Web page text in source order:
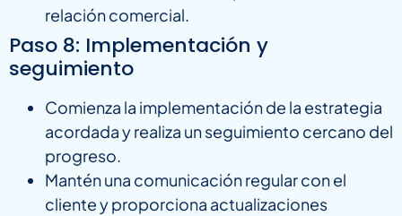
relación comercial.
Paso 8: Implementación y
seguimiento
Comienza la implementación de la estrategia
acordada y realiza un seguimiento cercano del
progreso.
Mantén una comunicación regular con el
cliente y proporciona actualizaciones